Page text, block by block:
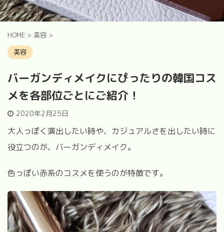
HOME > 美容 >
美容
バーガンディメイクにぴったりの韓国コス
メを各部位ごとにご紹介！
2020年2月25日
大人っぽく演出したい時や、カジュアルさを出したい時に
役立つのが、バーガンディメイク。
色っぽい赤系のコスメを使うのが特徴です。